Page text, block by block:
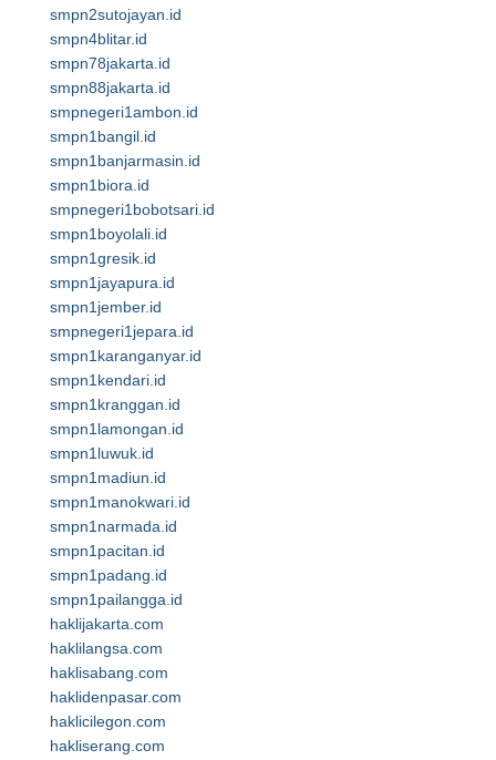
smpn2sutojayan.id
smpn4blitar.id
smpn78jakarta.id
smpn88jakarta.id
smpnegeri1ambon.id
smpn1bangil.id
smpn1banjarmasin.id
smpn1biora.id
smpnegeri1bobotsari.id
smpn1boyolali.id
smpn1gresik.id
smpn1jayapura.id
smpn1jember.id
smpnegeri1jepara.id
smpn1karanganyar.id
smpn1kendari.id
smpn1kranggan.id
smpn1lamongan.id
smpn1luwuk.id
smpn1madiun.id
smpn1manokwari.id
smpn1narmada.id
smpn1pacitan.id
smpn1padang.id
smpn1pailangga.id
haklijakarta.com
haklilangsa.com
haklisabang.com
haklidenpasar.com
haklicilegon.com
hakliserang.com